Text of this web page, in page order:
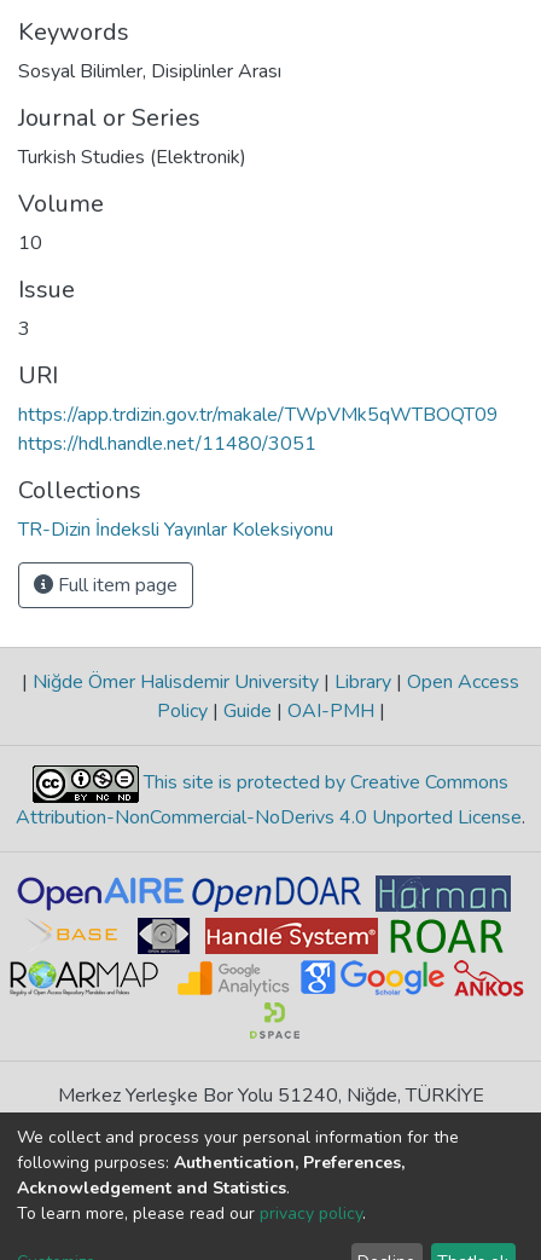
Keywords
Sosyal Bilimler, Disiplinler Arası
Journal or Series
Turkish Studies (Elektronik)
Volume
10
Issue
3
URI
https://app.trdizin.gov.tr/makale/TWpVMk5qWTBOQT09
https://hdl.handle.net/11480/3051
Collections
TR-Dizin İndeksli Yayınlar Koleksiyonu
Full item page
| Niğde Ömer Halisdemir University | Library | Open Access
Policy | Guide | OAI-PMH |
This site is protected by Creative Commons
Attribution-NonCommercial-NoDerivs 4.0 Unported License.
Merkez Yerleşke Bor Yolu 51240, Niğde, TÜRKİYE
If you find any errors in content please report us
DSpace 7.6.1, Powered by
DSpace software
copyright © 2002-2026
We collect and process your personal information for the
following purposes: Authentication, Preferences,
Acknowledgement and Statistics.
To learn more, please read our privacy policy.